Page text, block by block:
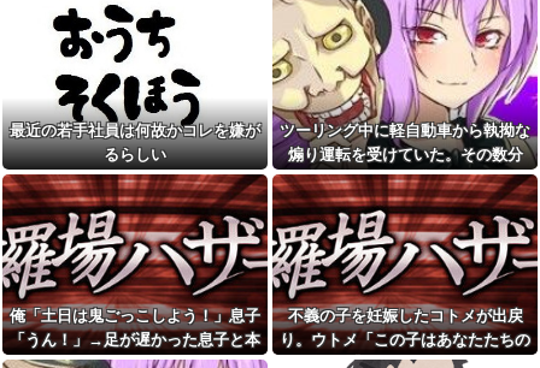
転校生と仲良くなってその子
の家に遊びに行ったら私が小さ
い頃に撮った写真があった
病院の待合室で子供がドタバ
タ走ってギャーギャー騒いでて
も親はスマホポチポチか談笑で
放置
流行を無視したとき「正直ダ
サくね？」ってなるファッショ
ン上げてけ
【衝撃】広末涼子さんが地上
波にスピード復帰できる理由←
コレ、誰にも分からない模様w w
w w w w w w
【画像】こんな感じのクルマ
で車中泊旅したいよな？？？
【画像】俺たちの姫本田望
結、久しぶりに画像を投稿した
結果→やっぱりワイらの姫だっ
ヘンタイがいたんだけど兄貴
じゃないよね
ガンダムSEEDはなぜここまで
の人気シリーズとなったのか
【巨人対ヤクルト18回戦】巨
人がヤクルトに逆転勝ち 首位阪
神と0.5差！貯金は10 浦田同点打
＆猛打賞 笹原V打 3回に一挙5得
点 竹丸6回1失点＆2出塁で8勝目
【悲報】俺の行為人生があと5
年wwwwその理由がこれ
中学時代に俺だけを執拗にい
じめてきた秀才のA！推薦入試の
朝、奴の習性を利用して道端の
ガラス破片を踏ませて自転車を
パンクさせたｗｗｗざまぁｗｗ
ｗｗｗｗ
【動画】戦犯はどっち？ｗｗ
ｗｗｗｗｗｗｗｗｗｗｗｗｗｗ
最近の若手社員は何故かコレを嫌が
るらしい
ツーリング中に軽自動車から執拗な
煽り運転を受けていた。その数分
後、思わぬ結末を目撃することにな
り…
俺「土日は鬼ごっこしよう！」息子
「うん！」→足が遅かった息子と本
気で遊び続けた10年後…
不義の子を妊娠したコトメが出戻
り。ウトメ「この子はあなたたちの
子として育てて」旦那「ありがと